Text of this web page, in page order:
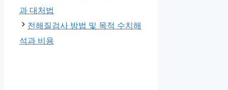
과 대처법
전해질검사 방법 및 목적 수치해
석과 비용